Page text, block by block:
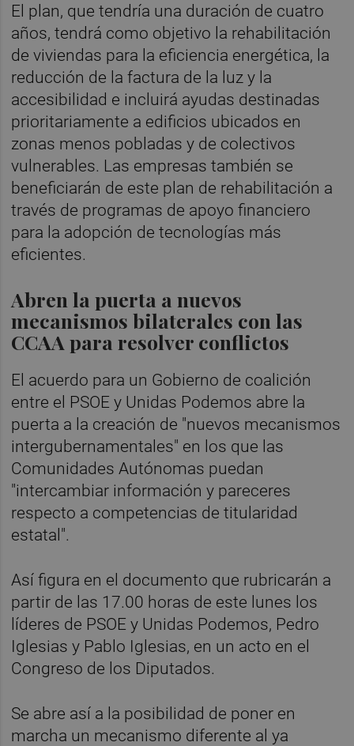
El plan, que tendría una duración de cuatro
años, tendrá como objetivo la rehabilitación
de viviendas para la eficiencia energética, la
reducción de la factura de la luz y la
accesibilidad e incluirá ayudas destinadas
prioritariamente a edificios ubicados en
zonas menos pobladas y de colectivos
vulnerables. Las empresas también se
beneficiarán de este plan de rehabilitación a
través de programas de apoyo financiero
para la adopción de tecnologías más
eficientes.
Abren la puerta a nuevos
mecanismos bilaterales con las
CCAA para resolver conflictos
El acuerdo para un Gobierno de coalición
entre el PSOE y Unidas Podemos abre la
puerta a la creación de "nuevos mecanismos
intergubernamentales" en los que las
Comunidades Autónomas puedan
"intercambiar información y pareceres
respecto a competencias de titularidad
estatal".
Así figura en el documento que rubricarán a
partir de las 17.00 horas de este lunes los
líderes de PSOE y Unidas Podemos, Pedro
Iglesias y Pablo Iglesias, en un acto en el
Congreso de los Diputados.
Se abre así a la posibilidad de poner en
marcha un mecanismo diferente al ya